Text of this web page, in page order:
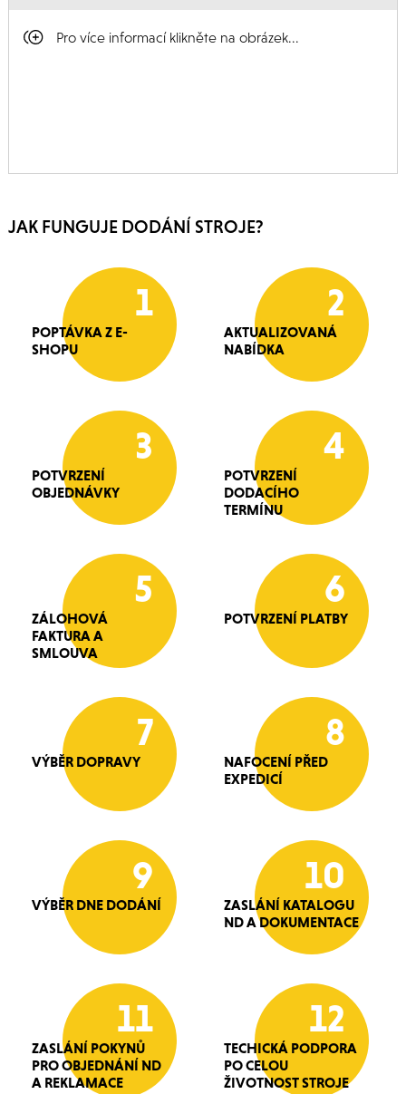
Pro více informací klikněte na obrázek...
JAK FUNGUJE DODÁNÍ STROJE?
1
POPTÁVKA Z E-
SHOPU
2
AKTUALIZOVANÁ
NABÍDKA
3
POTVRZENÍ
OBJEDNÁVKY
4
POTVRZENÍ
DODACÍHO
TERMÍNU
5
ZÁLOHOVÁ
FAKTURA A
SMLOUVA
6
POTVRZENÍ PLATBY
7
VÝBĚR DOPRAVY
8
NAFOCENÍ PŘED
EXPEDICÍ
9
VÝBĚR DNE DODÁNÍ
10
ZASLÁNÍ KATALOGU
ND A DOKUMENTACE
11
ZASLÁNÍ POKYNŮ
PRO OBJEDNÁNÍ ND
A REKLAMACE
12
TECHICKÁ PODPORA
PO CELOU
ŽIVOTNOST STROJE